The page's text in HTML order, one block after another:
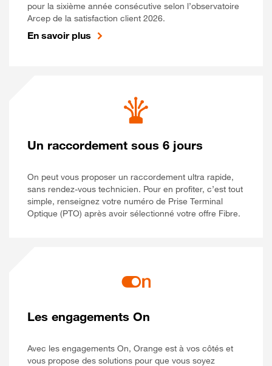
pour la sixième année consécutive selon l’observatoire
Arcep de la satisfaction client 2026.
En savoir plus
Un raccordement sous 6 jours
On peut vous proposer un raccordement ultra rapide,
sans rendez-vous technicien. Pour en profiter, c’est tout
simple, renseignez votre numéro de Prise Terminal
Optique (PTO) après avoir sélectionné votre offre Fibre.
Les engagements On
Avec les engagements On, Orange est à vos côtés et
vous propose des solutions pour que vous soyez